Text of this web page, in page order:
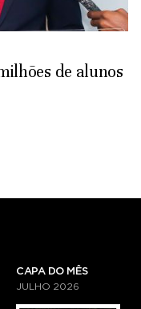
de alunos
CAPA DO MÊS
JULHO 2026